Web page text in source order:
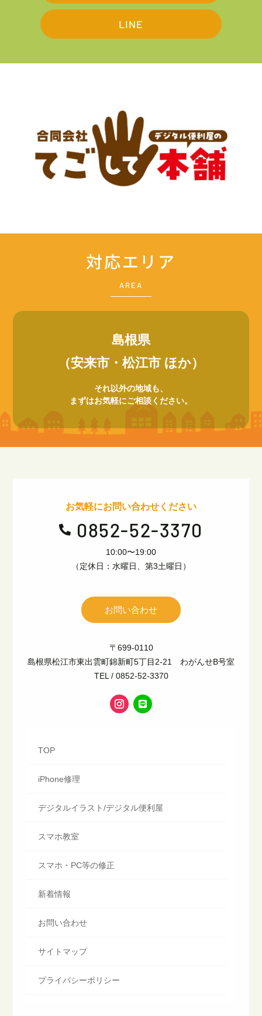
LINE
対応エリア
AREA
島根県
（安来市・松江市 ほか）
それ以外の地域も、
まずはお気軽にご相談ください。
お気軽にお問い合わせください
 0852-52-3370
10:00〜19:00
（定休日：水曜日、第3土曜日）
お問い合わせ
〒699-0110
島根県松江市東出雲町錦新町5丁目2-21 わがんせB号室
TEL / 0852-52-3370
TOP
iPhone修理
デジタルイラスト/デジタル便利屋
スマホ教室
スマホ・PC等の修正
新着情報
お問い合わせ
サイトマップ
プライバシーポリシー